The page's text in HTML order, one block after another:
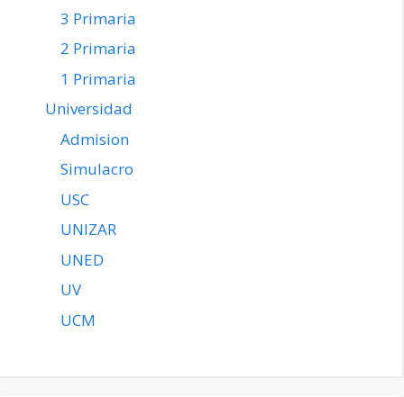
3 Primaria
2 Primaria
1 Primaria
Universidad
Admision
Simulacro
USC
UNIZAR
UNED
UV
UCM